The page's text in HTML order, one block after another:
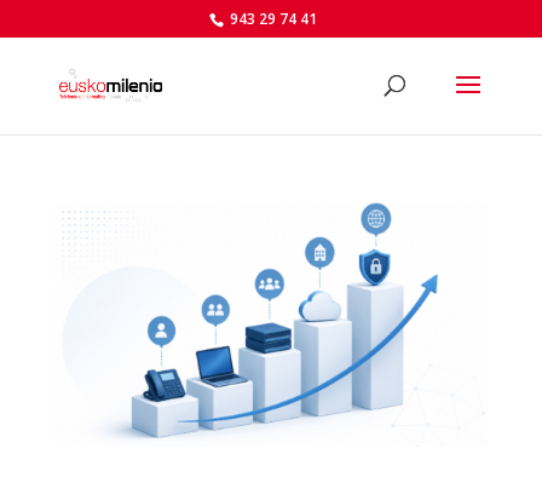
943 29 74 41